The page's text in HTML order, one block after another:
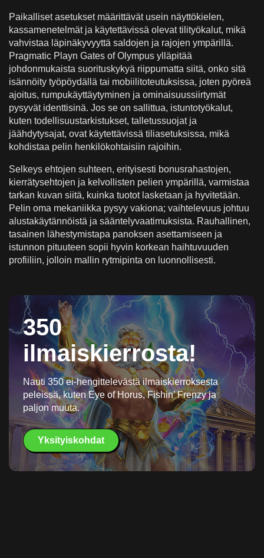
Paikalliset asetukset määrittävät usein näyttökielen,
kassamenetelmät ja käytettävissä olevat tilityökalut, mikä
vahvistaa läpinäkyvyyttä saldojen ja rajojen ympärillä.
Pragmatic Playn Gates of Olympus ylläpitää
johdonmukaista suorituskykyä riippumatta siitä, onko sitä
isännöity työpöydällä tai mobiilitoteutuksissa, joten pyöreä
ajoitus, rumpukäyttäytyminen ja ominaisuussiirtymät
pysyvät identtisinä. Jos se on sallittua, istuntotyökalut,
kuten todellisuustarkistukset, talletussuojat ja
jäähdytysajat, ovat käytettävissä tiliasetuksissa, mikä
kohdistaa pelin henkilökohtaisiin rajoihin.
Selkeys ehtojen suhteen, erityisesti bonusrahastojen,
kierrätysehtojen ja kelvollisten pelien ympärillä, varmistaa
tarkan kuvan siitä, kuinka tuotot lasketaan ja hyvitetään.
Pelin oma mekaniikka pysyy vakiona; vaihtelevuus johtuu
alustakäytännöistä ja sääntelyvaatimuksista. Rauhallinen,
tasainen lähestymistapa panoksen asettamiseen ja
istunnon pituuteen sopii hyvin korkean haihtuvuuden
profiiliin, jolloin mallin rytmipinta on luonnollisesti.
350
ilmaiskierrosta!
Nauti 350 ei-hengittelevästä ilmaiskierroksesta
peleissä, kuten Eye of Horus, Fishin’ Frenzy ja
paljon muuta.
Yksityiskohdat